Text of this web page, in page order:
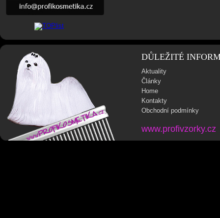
DŮLEŽITÉ
Aktuality
Články
Home
Kontakty
Obchodní podmínky
www.profivzorky.cz